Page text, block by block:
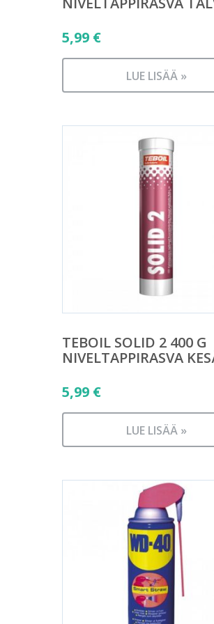
5,99 €
LUE LISÄÄ »
TEBOIL SOLID 2 400 G
NIVELTAPPIRASVA
5,99 €
LUE LISÄÄ »